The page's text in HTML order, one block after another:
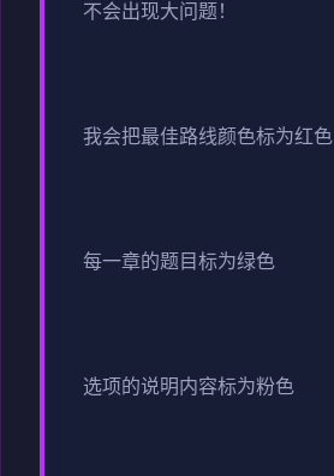
不会出现大问题！
我会把最佳路线颜色标为红色
每一章的题目标为绿色
选项的说明内容标为粉色